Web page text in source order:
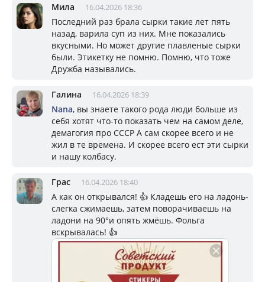
Мила 16.04.2026 18:36
Последний раз брала сырки такие лет пять
назад, варила суп из них. Мне показались
вкусными. Но может другие плавленые сырки
были. Этикетку не помню. Помню, что тоже
Дружба назывались.
Галина 16.04.2026 18:39
Nana, вы знаете такого рода люди больше из
себя хотят что-то показать чем на самом деле,
демагогия про СССР А сам скорее всего и не
жил в те времена. И скорее всего ест эти сырки
и нашу колбасу.
Грас 16.04.2026 18:40
А как он открывался! 👍 Кладешь его на ладонь-
слегка сжимаешь, затем поворачиваешь на
ладони на 90°и опять жмёшь. Фольга
вскрывалась! 👍